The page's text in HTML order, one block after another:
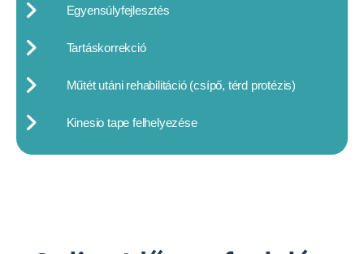
Egyensúlyfejlesztés
Tartáskorrekció
Műtét utáni rehabilitáció (csípő, térd protézis)
Kinesio tape felhelyezése